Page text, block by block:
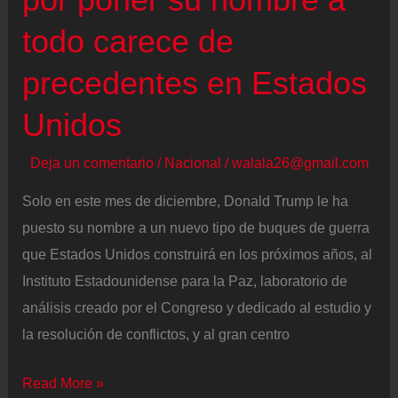
todo carece de
precedentes en Estados
Unidos
Deja un comentario / Nacional /walala26@gmail.com
Solo en este mes de diciembre, Donald Trump le ha
puesto su nombre a un nuevo tipo de buques de guerra
que Estados Unidos construirá en los próximos años, al
Instituto Estadounidense para la Paz, laboratorio de
análisis creado por el Congreso y dedicado al estudio y
la resolución de conflictos, y al gran centro
La
Read More »